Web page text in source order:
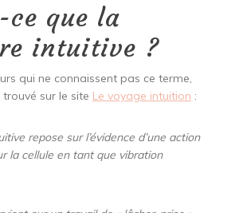
ce que la
intuitive ?
qui ne connaissent pas ce terme,
trouvé sur le site Le voyage intuition :
repose sur l’évidence d’une action
la cellule en tant que vibration